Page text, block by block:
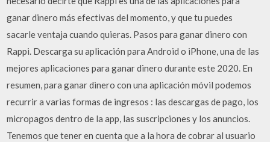
ganar dinero más efectivas del momento, y que tu puedes
sacarle ventaja cuando quieras. Pasos para ganar dinero con
Rappi. Descarga su aplicación para Android o iPhone, una de las
mejores aplicaciones para ganar dinero durante este 2020. En
resumen, para ganar dinero con una aplicación móvil podemos
recurrir a varias formas de ingresos : las descargas de pago, los
micropagos dentro de la app, las suscripciones y los anuncios.
Tenemos que tener en cuenta que a la hora de cobrar al usuario